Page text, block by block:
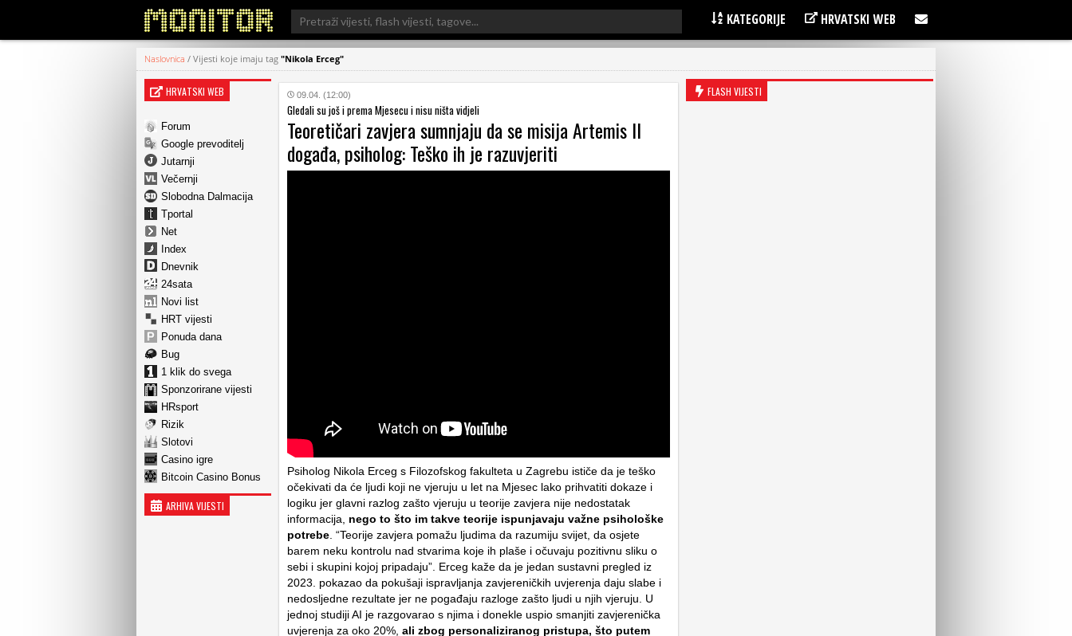
Search
for:
KATEGORIJE HRVATSKI WEB
Naslovnica / Vijesti koje imaju tag "Nikola Erceg"
HRVATSKI WEB
Forum
Google prevoditelj
Jutarnji
Večernji
Slobodna Dalmacija
Tportal
Net
Index
Dnevnik
24sata
Novi list
HRT vijesti
Ponuda dana
Bug
1 klik do svega
Sponzorirane vijesti
HRsport
Rizik
Slotovi
Casino igre
Bitcoin Casino Bonus
ARHIVA VIJESTI
09.04. (12:00)
Gledali su još i prema Mjesecu i nisu ništa vidjeli
Teoretičari zavjera sumnjaju da se misija Artemis II
događa, psiholog: Teško ih je razuvjeriti
Psiholog Nikola Erceg s Filozofskog fakulteta u Zagrebu ističe da je teško
očekivati da će ljudi koji ne vjeruju u let na Mjesec lako prihvatiti dokaze i
logiku jer glavni razlog zašto vjeruju u teorije zavjera nije nedostatak
informacija, nego to što im takve teorije ispunjavaju važne psihološke
potrebe . “Teorije zavjera pomažu ljudima da razumiju svijet, da osjete
barem neku kontrolu nad stvarima koje ih plaše i očuvaju pozitivnu sliku o
sebi i skupini kojoj pripadaju”. Erceg kaže da je jedan sustavni pregled iz
2023. pokazao da pokušaji ispravljanja zavjereničkih uvjerenja daju slabe i
nedosljedne rezultate jer ne pogađaju razloge zašto ljudi u njih vjeruju. U
jednoj studiji AI je razgovarao s njima i donekle uspio smanjiti zavjerenička
uvjerenja za oko 20%, ali zbog personaliziranog pristupa, što putem
FLASH VIJESTI